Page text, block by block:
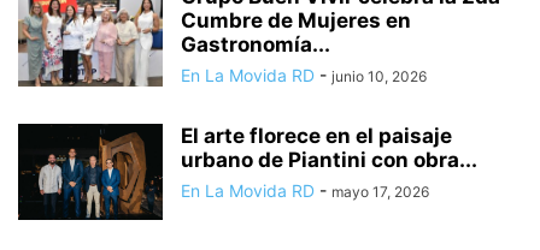
Cumbre de Mujeres en
Gastronomía...
En La Movida RD - junio 10, 2026
El arte florece en el paisaje
urbano de Piantini con obra...
En La Movida RD - mayo 17, 2026